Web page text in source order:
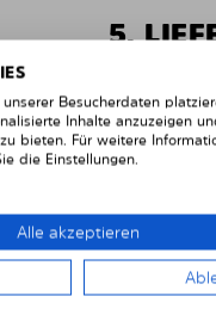
5.
5.1
Die
Express-
5.2
Wir
Besucherdaten
Inhalte anzuzeigen
bieten. Für weitere
die Einstellungen.
Alle akzeptieren